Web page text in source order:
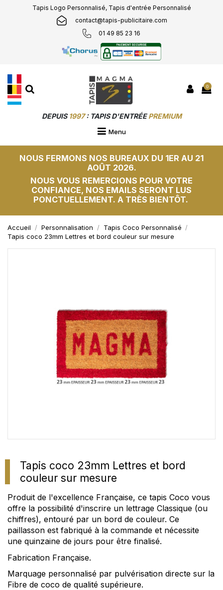
Tapis Logo Personnalisé, Tapis d'entrée Personnalisé
contact@tapis-publicitaire.com
01 49 85 23 16
0
DEPUIS1997: TAPIS D'ENTRÉEPREMIUM
Menu
NOUS FERMONS NOS BUREAUX DU 1ER AU 21
AOÛT 2026.
NOUS VOUS REMERCIONS POUR VOTRE
CONFIANCE, NOS EMAILS SERONT LUS
PONCTUELLEMENT. A TRÈS BIENTÔT.
Accueil Personnalisation
Tapis Coco Personnalisé
Tapis coco 23mm Lettres et bord couleur sur mesure
Tapis coco 23mm Lettres et bord
couleur sur mesure
Produit de l'excellence Française, ce tapis Coco vous
offre la possibilité d'inscrire un lettrage Classique (ou
chiffres), entouré par un bord de couleur. Ce
paillasson est fabriqué à la commande et nécessite
une quinzaine de jours pour être finalisé.
Fabrication Française.
Marquage personnalisé par pulvérisation directe sur la
Fibre de coco de qualité supérieure.